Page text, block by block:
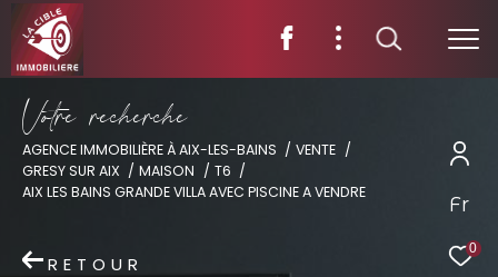
Fr
0
Votre recherche
AGENCE IMMOBILIÈRE À AIX-LES-BAINS
VENTE
GRESY SUR AIX
MAISON
T6
AIX LES BAINS GRANDE VILLA AVEC PISCINE A VENDRE
RETOUR